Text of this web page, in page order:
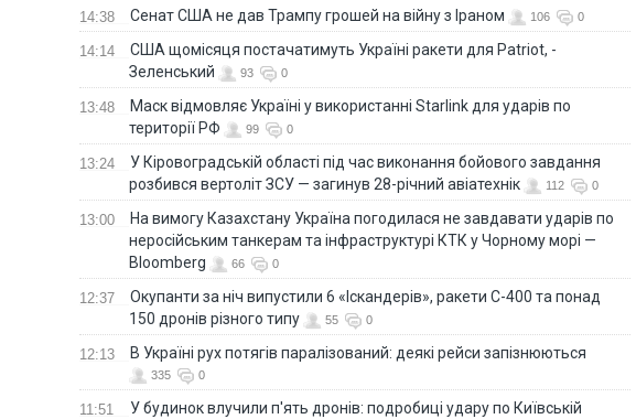
14:38 Сенат США не дав Трампу грошей на війну з Іраном 106 0
14:14
США щомісяця постачатимуть Україні ракети для Patriot, -
Зеленський
93 0
13:48
Маск відмовляє Україні у використанні Starlink для ударів по
території РФ
99 0
13:24
У Кіровоградській області під час виконання бойового завдання
розбився вертоліт ЗСУ — загинув 28-річний авіатехнік
112 0
13:00
На вимогу Казахстану Україна погодилася не завдавати ударів по
неросійським танкерам та інфраструктурі КТК у Чорному морі —
Bloomberg
66 0
12:37
Окупанти за ніч випустили 6 «Іскандерів», ракети С-400 та понад
150 дронів різного типу
55 0
12:13 В Україні рух потягів паралізований: деякі рейси запізнюються
335 0
11:51
У будинок влучили п'ять дронів: подробиці удару по Київській